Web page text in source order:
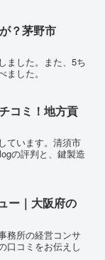
？茅野市
ました。また、5ち
した。
コミ！地方貢
ています。清須市
の評判と、鍵製造
ー｜大阪府の
務所の経営コンサ
口コミをお伝えし